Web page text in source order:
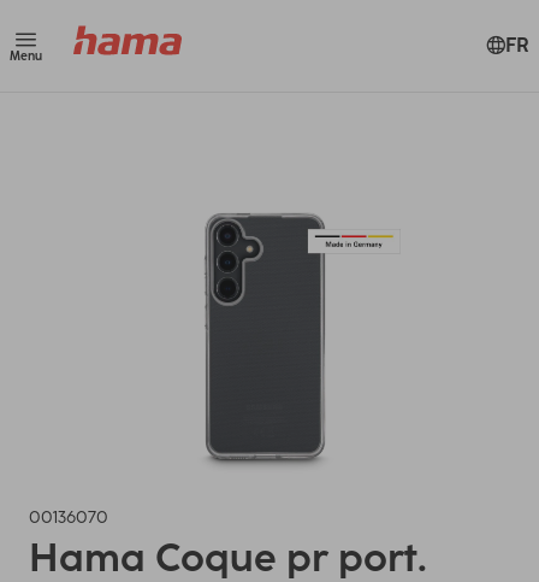
Menu FR
00136070
Hama Coque pr port.